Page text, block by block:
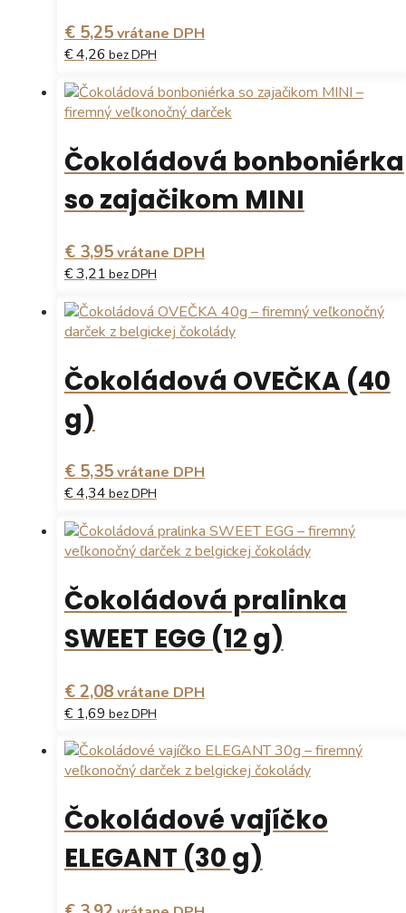
€ 5,25vrátane DPH
€ 4,26 bez DPH
Tento
produkt
má
viacero
variantov.
si
vybrať
na
stránke
produktu.
Čokoládová bonboniérka
so zajačikom MINI
€ 3,95vrátane DPH
€ 3,21bez DPH
Tento
produkt
má
viacero
variantov.
Možnosti
si
vybrať
na
stránke
produktu.
Čokoládová OVEČKA (40
g)
€ 5,35vrátane DPH
€ 4,34bez DPH
Čokoládová pralinka
SWEET EGG (12 g)
€ 2,08vrátane DPH
€ 1,69 bez DPH
Čokoládové vajíčko
ELEGANT (30 g)